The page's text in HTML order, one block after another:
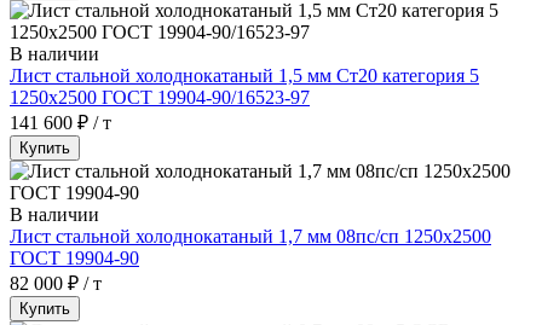
В наличии
Лист стальной холоднокатаный 1,5 мм Ст20 категория 5
1250х2500 ГОСТ 19904-90/16523-97
141 600 ₽ / т
Купить
В наличии
Лист стальной холоднокатаный 1,7 мм 08пс/сп 1250х2500
ГОСТ 19904-90
82 000 ₽ / т
Купить